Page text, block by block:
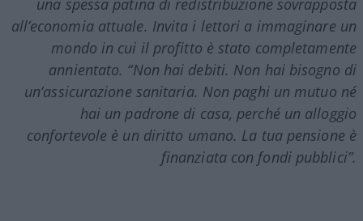
una spessa patina di redistribuzione sovrapposta
all’economia attuale. Invita i lettori a immaginare un
mondo in cui il profitto è stato completamente
annientato. “Non hai debiti. Non hai bisogno di
un’assicurazione sanitaria. Non paghi un mutuo né
hai un padrone di casa, perché un alloggio
confortevole è un diritto umano. La tua pensione è
finanziata con fondi pubblici”.